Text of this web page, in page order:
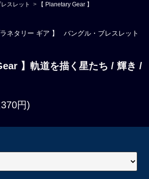
スレット > 【 Planetary Gear 】
ネタリー ギア 】
バングル・ブレスレット
】軌道を描く星たち / 輝き /
円)